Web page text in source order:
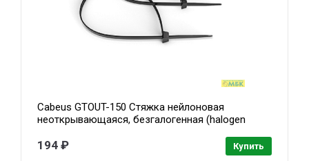
Cabeus GTOUT-150 Стяжка нейлоновая
неоткрывающаяся, безгалогенная (halogen
использования от -40 до +85 C), устойчивая к
194 ₽ Купить